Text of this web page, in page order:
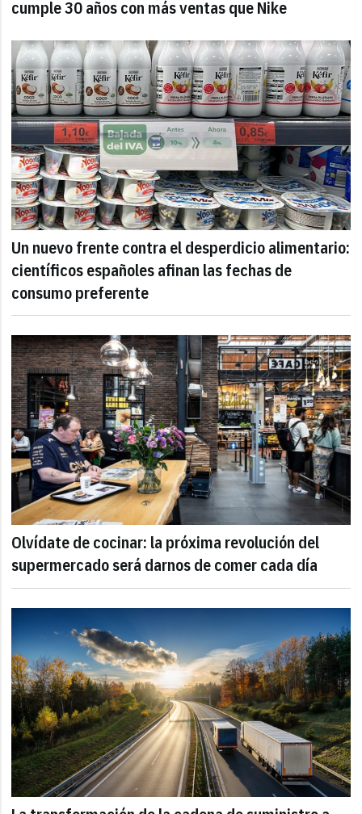
cumple 30 años con más ventas que Nike
Un nuevo frente contra el desperdicio alimentario:
científicos españoles afinan las fechas de
consumo preferente
Olvídate de cocinar: la próxima revolución del
supermercado será darnos de comer cada día